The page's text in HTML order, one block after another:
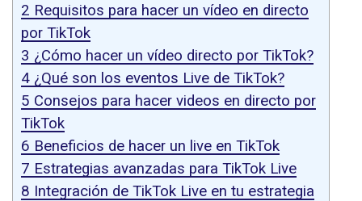
2 Requisitos para hacer un vídeo en directo
por TikTok
3 ¿Cómo hacer un vídeo directo por TikTok?
4 ¿Qué son los eventos Live de TikTok?
5 Consejos para hacer videos en directo por
TikTok
6 Beneficios de hacer un live en TikTok
7 Estrategias avanzadas para TikTok Live
8 Integración de TikTok Live en tu estrategia